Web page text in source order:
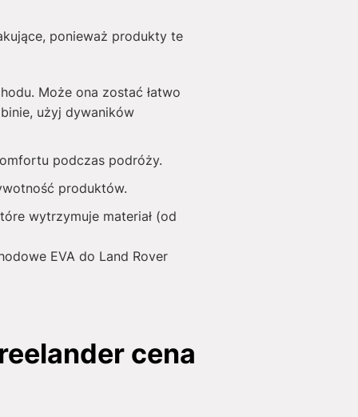
ponieważ produkty te
Może ona zostać łatwo
użyj dywaników
podczas podróży.
produktów.
wytrzymuje materiał (od
EVA do Land Rover
cena